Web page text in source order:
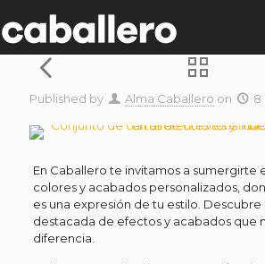
Published by Alma Caballero on 8
En Caballero te invitamos a sumergirte
colores y acabados personalizados,
es una expresión de tu estilo.
destacada de efectos y acabados que
diferencia.